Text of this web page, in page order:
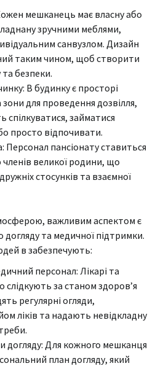
мешканець має власну або
зручними меблями,
санвузлом. Дизайн
таким чином, щоб створити
безпеки.
В будинку є просторі
зони для проведення дозвілля,
спілкуватися, займатися
просто відпочивати.
Персонал пансіонату ставиться
великої родини, що
стосунків та взаємної
важливим аспектом є
догляду та медичної підтримки.
в забезпечують:
персонал: Лікарі та
слідкують за станом здоров’я
регулярні огляди,
ліків та надають невідкладну
догляду: Для кожного мешканця
план догляду, який